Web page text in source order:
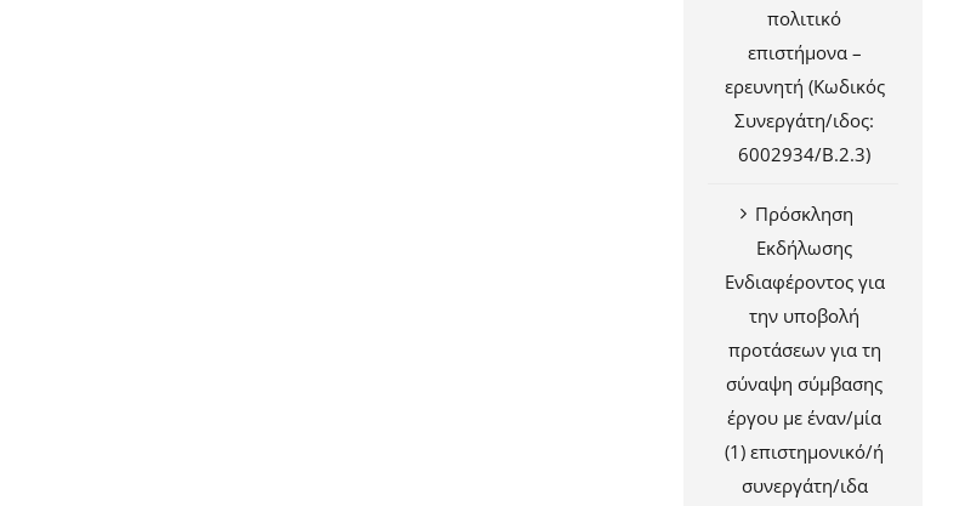
πολιτικό
επιστήμονα –
ερευνητή (Κωδικός
Συνεργάτη/ιδος:
6002934/Β.2.3)
Πρόσκληση
Εκδήλωσης
Ενδιαφέροντος για
την υποβολή
προτάσεων για τη
σύναψη σύμβασης
έργου με έναν/μία
(1) επιστημονικό/ή
συνεργάτη/ιδα